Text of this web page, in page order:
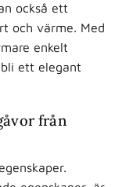
också ett
och värme. Med
enkelt
ett elegant
från